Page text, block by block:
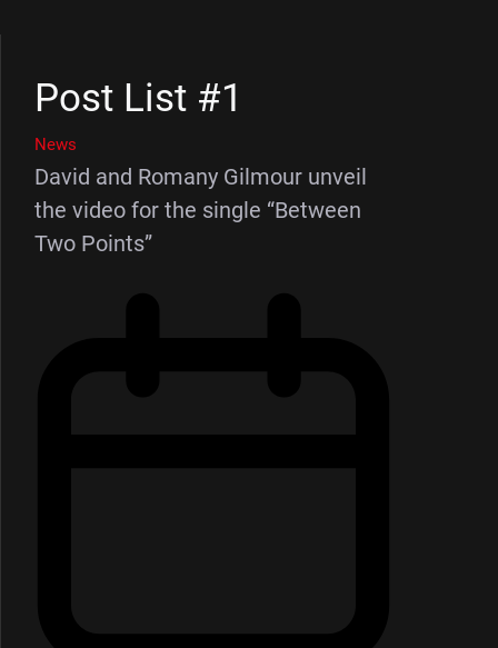
Post List #1
News
David and Romany Gilmour unveil
the video for the single “Between
Two Points”